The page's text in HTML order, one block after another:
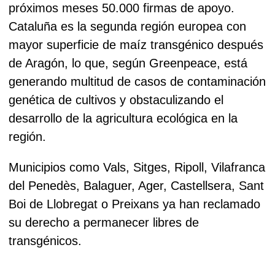
próximos meses 50.000 firmas de apoyo.
Cataluña es la segunda región europea con
mayor superficie de maíz transgénico después
de Aragón, lo que, según Greenpeace, está
generando multitud de casos de contaminación
genética de cultivos y obstaculizando el
desarrollo de la agricultura ecológica en la
región.
Municipios como Vals, Sitges, Ripoll, Vilafranca
del Penedès, Balaguer, Ager, Castellsera, Sant
Boi de Llobregat o Preixans ya han reclamado
su derecho a permanecer libres de
transgénicos.